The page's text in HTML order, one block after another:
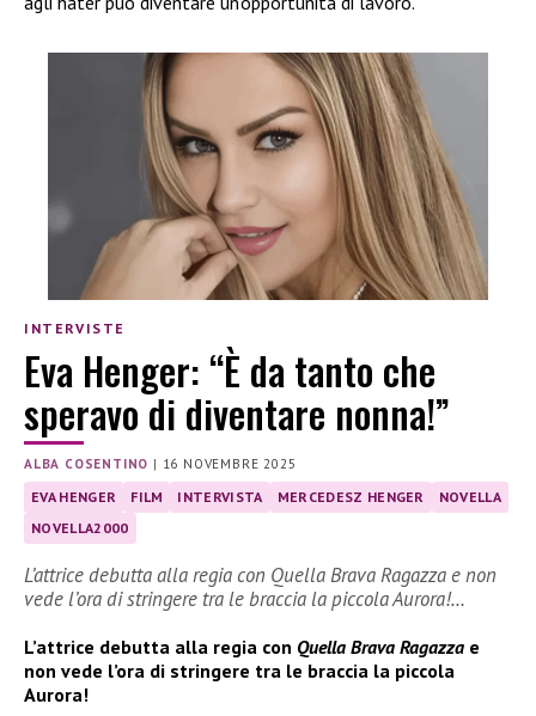
INTERVISTE
Eva Henger: “È da tanto che
speravo di diventare nonna!”
ALBA COSENTINO | 16 NOVEMBRE 2025
EVA HENGER FILM INTERVISTA MERCEDESZ HENGER
NOVELLA
NOVELLA2000
L’attrice debutta alla regia con Quella Brava Ragazza e non
vede l’ora di stringere tra le braccia la piccola Aurora!…
L’attrice debutta alla regia con Quella Brava Ragazza e
non vede l’ora di stringere tra le braccia la piccola
Aurora!